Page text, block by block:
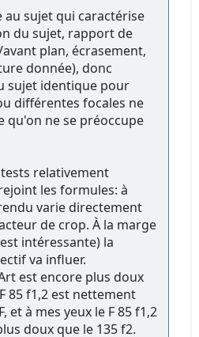
au sujet qui caractérise
du sujet, rapport de
plan, écrasement,
donnée), donc
sujet identique pour
différentes focales ne
qu'on ne se préoccupe
relativement
les formules: à
varie directement
de crop. À la marge
intéressante) la
va influer.
est encore plus doux
85 f1,2 est nettement
et à mes yeux le F 85 f1,2
doux que le 135 f2.